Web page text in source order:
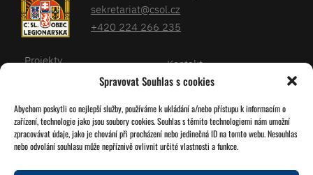
Spravovat Souhlas s cookies
Abychom poskytli co nejlepší služby, používáme k ukládání a/nebo přístupu k informacím o
zařízení, technologie jako jsou soubory cookies. Souhlas s těmito technologiemi nám umožní
zpracovávat údaje, jako je chování při procházení nebo jedinečná ID na tomto webu. Nesouhlas
nebo odvolání souhlasu může nepříznivě ovlivnit určité vlastnosti a funkce.
sekretariat@csol.cz
+420 224 266 235
Projekty
Kalendář
O nás
Kontakt
Databáze legionářů
Pro členy
Zásady cookies